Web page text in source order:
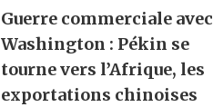
Guerre commerciale avec
Washington : Pékin se
tourne vers l’Afrique, les
exportations chinoises